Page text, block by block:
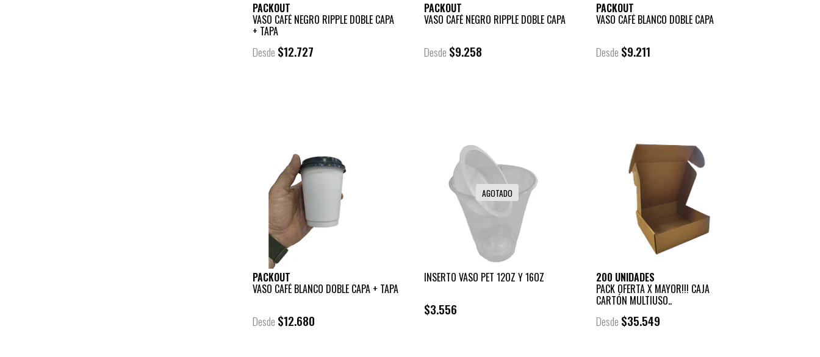
PACKOUT
VASO CAFÉ NEGRO RIPPLE DOBLE CAPA
+ TAPA
Desde $12.727
PACKOUT
VASO CAFÉ NEGRO RIPPLE DOBLE CAPA
Desde $9.258
PACKOUT
VASO CAFÉ BLANCO DOBLE CAPA
Desde $9.211
PACKOUT
VASO CAFÉ BLANCO DOBLE CAPA + TAPA
Desde $12.680
AGOTADO
INSERTO VASO PET 12OZ Y 16OZ
$3.556
200 UNIDADES
PACK OFERTA X MAYOR!!! CAJA
CARTÓN MULTIUSO..
Desde $35.549